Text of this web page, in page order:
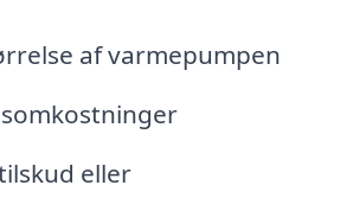
af varmepumpen
eller